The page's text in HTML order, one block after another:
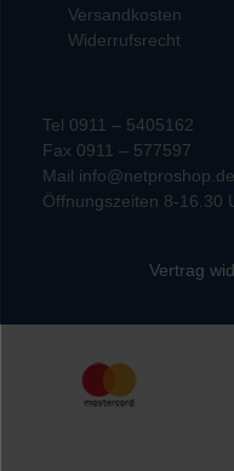
Versandkosten
Widerrufsrecht
Tel 0911 – 5405162
Fax 0911 – 577597
Mail info@netproshop.de
Öffnungszeiten 8-16.30
Vertrag